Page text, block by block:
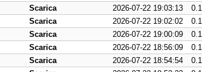
Scarica 2026-07-22 19:03:13 0.1
Scarica 2026-07-22 19:02:02 0.1
Scarica 2026-07-22 19:00:09 0.1
Scarica 2026-07-22 18:56:09 0.1
Scarica 2026-07-22 18:54:54 0.1